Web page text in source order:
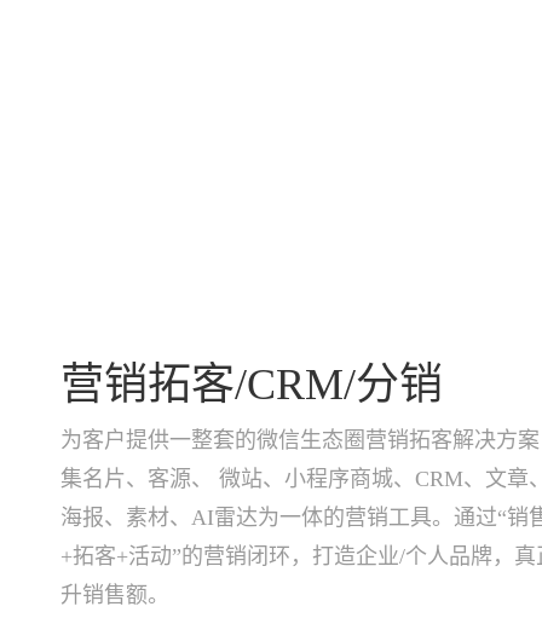
营销拓客/CRM/分销
为客户提供一整套的微信生态圈营销拓客解决方
集名片、客源、 微站、小程序商城、CRM、文章
海报、素材、AI雷达为一体的营销工具。通过“销
+拓客+活动”的营销闭环，打造企业/个人品牌，
升销售额。